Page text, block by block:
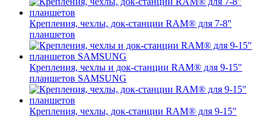
Крепления, чехлы, док-станции RAM® для 7-8"
планшетов
Крепления, чехлы и док-станции RAM® для 9-15"
планшетов SAMSUNG
Крепления, чехлы, док-станции RAM® для 9-15"